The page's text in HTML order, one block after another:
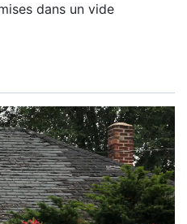
dans un vide